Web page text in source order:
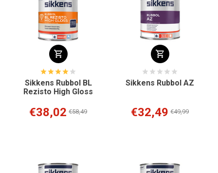
Sikkens Rubbol BL
Rezisto High Gloss
€38,02 €58,49
Sikkens Rubbol AZ
€32,49 €49,99